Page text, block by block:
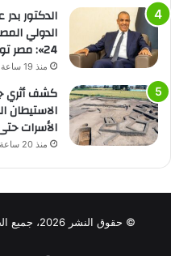
الدكتور
الدولي
24»: مصر تولي الأزمة السودانية أولوية خاصة
منذ 19 ساعة
كشف أثري
الاستيطان
الأسرات
منذ 20 ساعة
© حقوق النشر 2026، جميع الحقوق محفوظة لموقع أفرو نيوز |